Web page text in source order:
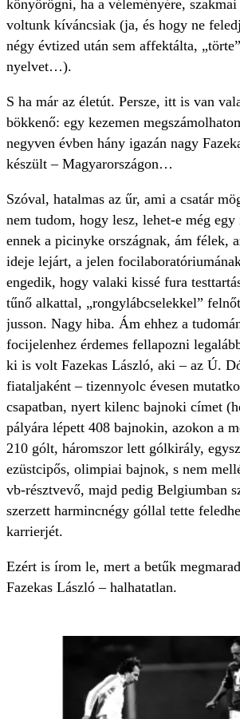
könyörögni, ha a véleményére, szakmai
voltunk kíváncsiak (ja, és hogy ne
négy évtized után sem affektálta,
nyelvet…).
S ha már az életút. Persze, itt is van
bökkenő: egy kezemen
negyven évben hány igazán nagy
készült – Magyarországon…
Szóval, hatalmas az űr, ami a csatár
nem tudom, hogy lesz, lehet-e még
ennek a picinyke országnak, ám félek,
ideje lejárt, a jelen
engedik, hogy valaki kissé fura
tűnő alkattal, „rongylábcselekkel”
jusson. Nagy hiba. Ám ehhez a
focijelenhez érdemes fellapozni
ki is volt Fazekas László, aki – az Ú.
fiataljaként – tizennyolc évesen
csapatban, nyert kilenc bajnoki címet
pályára lépett 408 bajnokin, azokon a
210 gólt, háromszor lett gólkirály,
ezüstcipős, olimpiai bajnok, s nem
vb-résztvevő, majd pedig Belgiumban
szerzett harmincnégy góllal tette
karrierjét.
Ezért is írom le, mert a betűk
Fazekas László – halhatatlan.